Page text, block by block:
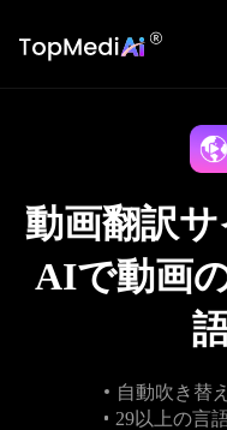
いつでも・どこでも制作でき
動画翻訳サ
AIで動画
自動吹き替
29以上の言